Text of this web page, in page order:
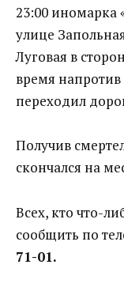
23:00 иномарка
улице
Луговая в
время
переходил
Получив
скончался на
Всех, кто что-
сообщить по
71-01.